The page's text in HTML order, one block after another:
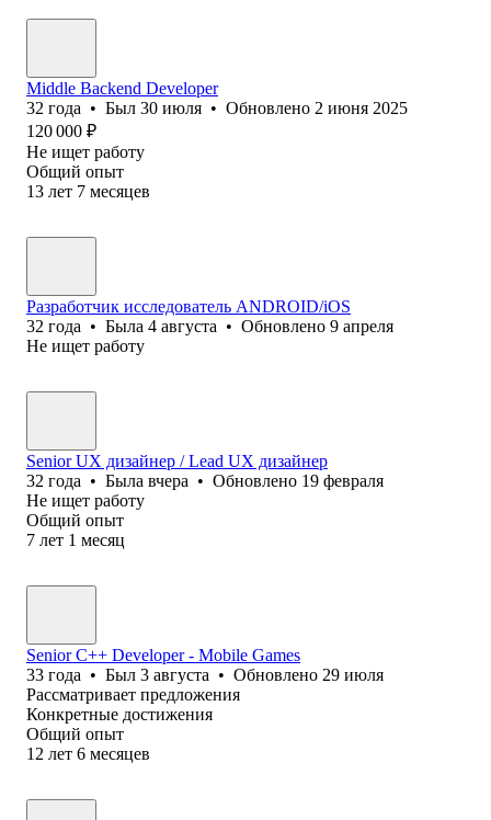
Middle Backend Developer
32 года • Был 30 июля • Обновлено 2 июня 2025
120 000 ₽
Не ищет работу
Общий опыт
13 лет 7 месяцев
Разработчик исследователь ANDROID/iOS
32 года • Была 4 августа • Обновлено 9 апреля
Не ищет работу
Senior UX дизайнер / Lead UX дизайнер
32 года • Была вчера • Обновлено 19 февраля
Не ищет работу
Общий опыт
7 лет 1 месяц
Senior C++ Developer - Mobile Games
33 года • Был 3 августа • Обновлено 29 июля
Рассматривает предложения
Конкретные достижения
Общий опыт
12 лет 6 месяцев